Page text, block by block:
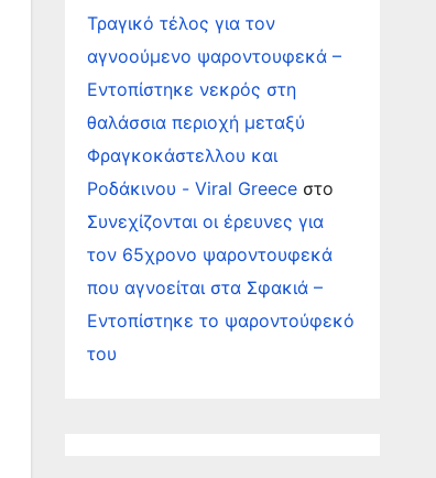
Τραγικό τέλος για τον
αγνοούμενο ψαροντουφεκά –
Εντοπίστηκε νεκρός στη
θαλάσσια περιοχή μεταξύ
Φραγκοκάστελλου και
Ροδάκινου - Viral Greeceστο
Συνεχίζονται οι έρευνες για
τον 65χρονο ψαροντουφεκά
που αγνοείται στα Σφακιά –
Εντοπίστηκε το ψαροντούφεκό
του